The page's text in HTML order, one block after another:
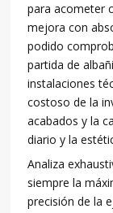
para acometer
mejora con
podido
partida de
instalaciones
costoso de la
acabados y la
diario y la
Analiza
siempre la
precisión de la